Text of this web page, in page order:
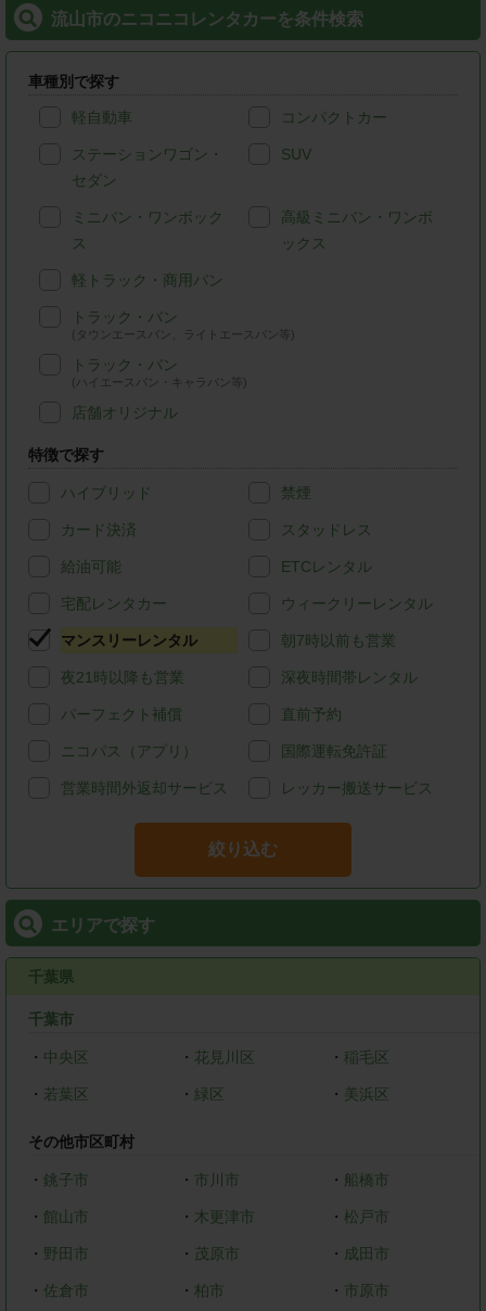
流山市のニコニコレンタカーを条件検索
車種別で探す
軽自動車 コンパクトカー
ステーションワゴン・
セダン
SUV
ミニバン・ワンボック
ス
高級ミニバン・ワンボ
ックス
軽トラック・商用バン
トラック・バン
(タウンエースバン、ライトエースバン等)
トラック・バン
(ハイエースバン・キャラバン等)
店舗オリジナル
特徴で探す
ハイブリッド 禁煙
カード決済 スタッドレス
給油可能 ETCレンタル
宅配レンタカー ウィークリーレンタル
マンスリーレンタル 朝7時以前も営業
夜21時以降も営業 深夜時間帯レンタル
パーフェクト補償 直前予約
ニコパス（アプリ） 国際運転免許証
営業時間外返却サービス レッカー搬送サービス
絞り込む
エリアで探す
千葉県
千葉市
・ 中央区 ・ 花見川区 ・稲毛区
・ 若葉区 ・ 緑区 ・ 美浜区
その他市区町村
・ 銚子市 ・ 市川市 ・ 船橋市
・ 館山市 ・ 木更津市 ・松戸市
・ 野田市 ・ 茂原市 ・ 成田市
・ 佐倉市 ・ 柏市 ・ 市原市